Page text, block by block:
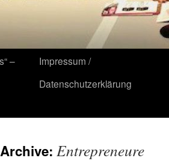
–
Impressum /
Datenschutzerklärung
Entrepreneure